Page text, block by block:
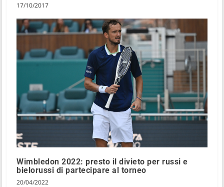
17/10/2017
Wimbledon 2022: presto il divieto per russi e
bielorussi di partecipare al torneo
20/04/2022